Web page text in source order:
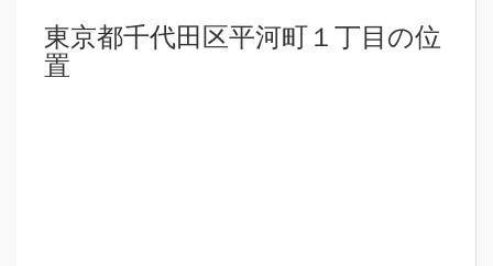
東京都千代田区平河町１丁目の位
置